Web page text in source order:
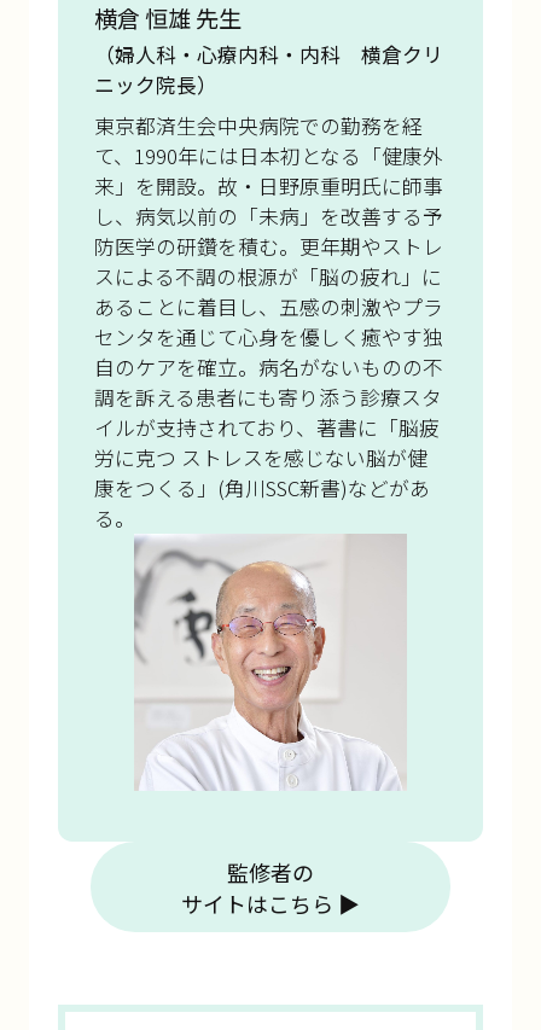
横倉 恒雄 先生
（婦人科・心療内科・内科 横倉クリ
ニック院長）
東京都済生会中央病院での勤務を経
て、1990年には日本初となる「健康外
来」を開設。故・日野原重明氏に師事
し、病気以前の「未病」を改善する予
防医学の研鑽を積む。更年期やストレ
スによる不調の根源が「脳の疲れ」に
あることに着目し、五感の刺激やプラ
センタを通じて心身を優しく癒やす独
自のケアを確立。病名がないものの不
調を訴える患者にも寄り添う診療スタ
イルが支持されており、著書に「脳疲
労に克つ ストレスを感じない脳が健
康をつくる」(角川SSC新書)などがあ
る。
監修者の
サイトはこちら